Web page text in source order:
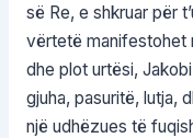
së Re, e shkruar për
vërtetë manifestohet
dhe plot urtësi,
gjuha, pasuritë, lutja,
një udhëzues të